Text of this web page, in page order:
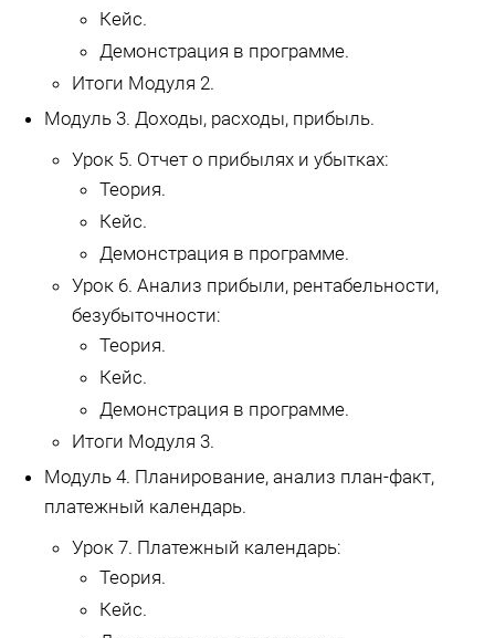
Кейс.
Демонстрация в программе.
Итоги Модуля 2.
Модуль 3. Доходы, расходы, прибыль.
Урок 5. Отчет о прибылях и убытках:
Теория.
Кейс.
Демонстрация в программе.
Урок 6. Анализ прибыли, рентабельности,
безубыточности:
Теория.
Кейс.
Демонстрация в программе.
Итоги Модуля 3.
Модуль 4. Планирование, анализ план-факт,
платежный календарь.
Урок 7. Платежный календарь:
Теория.
Кейс.